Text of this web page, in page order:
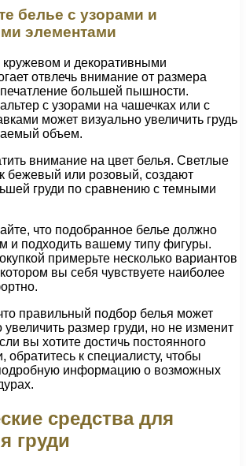
белье с узорами и
элементами
кружевом и декоративными
отвлечь внимание от размера
большей пышности.
с узорами на чашечках или с
может визуально увеличить грудь
объем.
внимание на цвет белья. Светлые
бежевый или розовый, создают
груди по сравнению с темными
что подобранное белье должно
и подходить вашему типу фигуры.
примерьте несколько вариантов
вы себя чувствуете наиболее
правильный подбор белья может
увеличить размер груди, но не изменит
вы хотите достичь постоянного
обратитесь к специалисту, чтобы
информацию о возможных
средства для
груди